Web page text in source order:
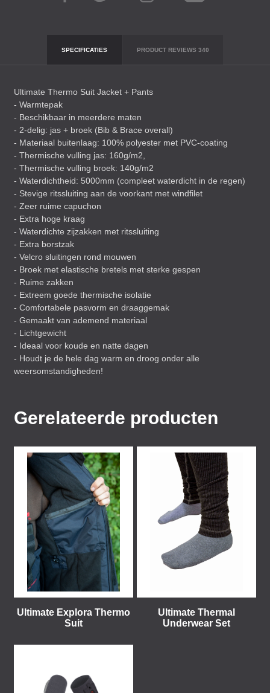
SPECIFICATIES PRODUCT REVIEWS 340
Ultimate Thermo Suit Jacket + Pants
- Warmtepak
- Beschikbaar in meerdere maten
- 2-delig: jas + broek (Bib & Brace overall)
- Materiaal buitenlaag: 100% polyester met PVC-coating
- Thermische vulling jas: 160g/m2,
- Thermische vulling broek: 140g/m2
- Waterdichtheid: 5000mm (compleet waterdicht in de regen)
- Stevige ritssluiting aan de voorkant met windfilet
- Zeer ruime capuchon
- Extra hoge kraag
- Waterdichte zijzakken met ritssluiting
- Extra borstzak
- Velcro sluitingen rond mouwen
- Broek met elastische bretels met sterke gespen
- Ruime zakken
- Extreem goede thermische isolatie
- Comfortabele pasvorm en draaggemak
- Gemaakt van ademend materiaal
- Lichtgewicht
- Ideaal voor koude en natte dagen
- Houdt je de hele dag warm en droog onder alle
weersomstandigheden!
Gerelateerde producten
Ultimate Explora Thermo
Suit
Ultimate Thermal
Underwear Set